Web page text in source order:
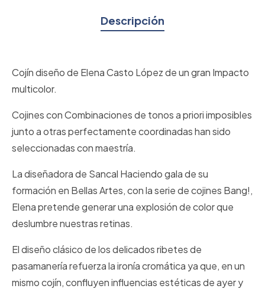
Descripción
Cojín diseño de Elena Casto López de un gran Impacto
multicolor.
Cojines con Combinaciones de tonos a priori imposibles
junto a otras perfectamente coordinadas han sido
seleccionadas con maestría.
La diseñadora de Sancal Haciendo gala de su
formación en Bellas Artes, con la serie de cojines Bang!,
Elena pretende generar una explosión de color que
deslumbre nuestras retinas.
El diseño clásico de los delicados ribetes de
pasamanería refuerza la ironía cromática ya que, en un
mismo cojín, confluyen influencias estéticas de ayer y